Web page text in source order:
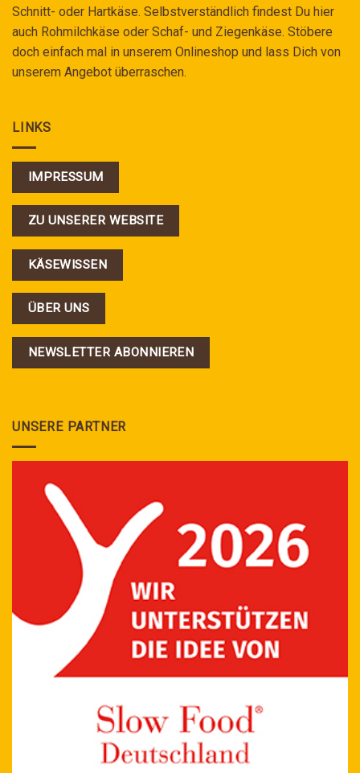
Schnitt- oder Hartkäse. Selbstverständlich findest Du hier
auch Rohmilchkäse oder Schaf- und Ziegenkäse. Stöbere
doch einfach mal in unserem Onlineshop und lass Dich von
unserem Angebot überraschen.
LINKS
IMPRESSUM
ZU UNSERER WEBSITE
KÄSEWISSEN
ÜBER UNS
NEWSLETTER ABONNIEREN
UNSERE PARTNER